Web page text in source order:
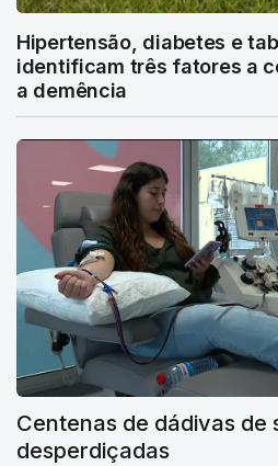
Hipertensão, diabetes e
identificam três fatores a
a demência
Centenas de dádivas de
desperdiçadas